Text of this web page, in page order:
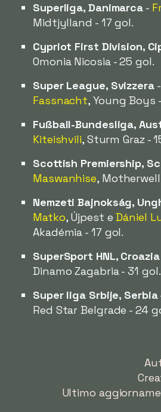
Superliga, Danimarca -
Midtjylland - 17 gol.
Cypriot First Division,
Omonia Nicosia - 25 gol.
Super League, Svizzera-
Fassnacht, Young Boys
Fußball-Bundesliga,
Kiteishvili, Sturm Graz -
Scottish Premiership,
Maswanhise, Motherwell
Nemzeti Bajnokság,
Matko, Újpest eDániel
Akadémia - 17 gol.
SuperSport HNL, Croazia
Dinamo Zagabria - 31 gol.
Super liga Srbije, Serbia
Red Star Belgrade - 24
Ultimo